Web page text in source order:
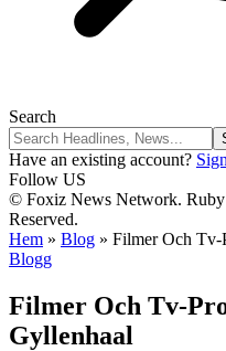
Search
Have an existing account?
Follow US
© Foxiz News Network.
Reserved.
Hem » Blog » Filmer Och Tv-
Blogg
Filmer Och Tv-
Gyllenhaal